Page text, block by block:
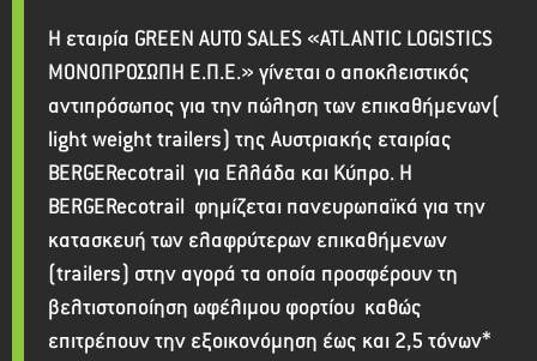
Η εταιρία GREEN AUTO SALES «ATLANTIC LOGISTICS
ΜΟΝΟΠΡΟΣΩΠΗ Ε.Π.Ε.» γίνεται ο αποκλειστικός
αντιπρόσωπος για την πώληση των επικαθήμενων(
light weight trailers) της Αυστριακής εταιρίας
BERGERecotrail για Ελλάδα και Κύπρο. Η
BERGERecotrail φημίζεται πανευρωπαϊκά για την
κατασκευή των ελαφρύτερων επικαθήμενων
(trailers) στην αγορά τα οποία προσφέρουν τη
βελτιστοποίηση ωφέλιμου φορτίου καθώς
επιτρέπουν την εξοικονόμηση έως και 2,5 τόνων*